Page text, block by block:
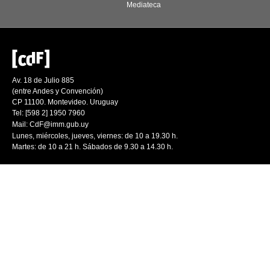
Mediateca
Av. 18 de Julio 885
(entre Andes y Convención)
CP 11100. Montevideo. Uruguay
Tel: [598 2] 1950 7960
Mail: CdF@imm.gub.uy
Lunes, miércoles, jueves, viernes: de 10 a 19.30 h.
Martes: de 10 a 21 h. Sábados de 9.30 a 14.30 h.